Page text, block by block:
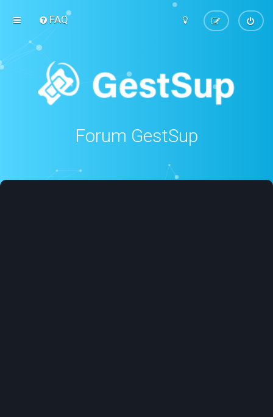
FAQ
Forum GestSup